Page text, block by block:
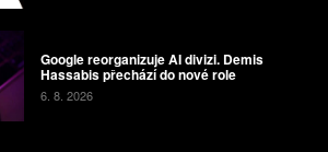
Google reorganizuje AI divizi. Demis
Hassabis přechází do nové role
6. 8. 2026